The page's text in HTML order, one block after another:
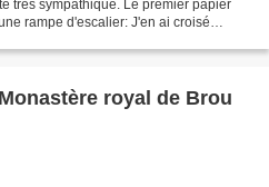
très sympathique. Le premier papier
rampe d'escalier: J'en ai croisé
royal de Brou